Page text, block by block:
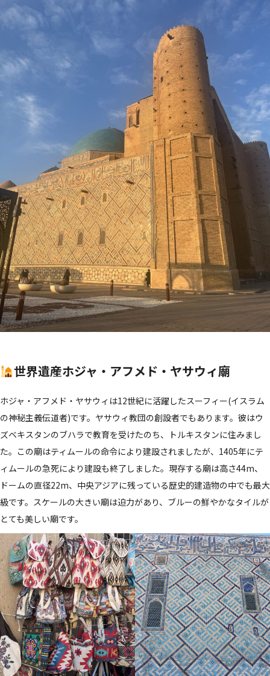
世界遺産ホジャ・アフメド・ヤサウィ廟
ホジャ・アフメド・ヤサウィは12世紀に活躍したスーフィー(イスラム
の神秘主義伝道者)です。ヤサウィ教団の創設者でもあります。彼はウ
ズベキスタンのブハラで教育を受けたのち、トルキスタンに住みまし
た。この廟はティムールの命令により建設されましたが、1405年にテ
ィムールの急死により建設も終了しました。現存する廟は高さ44m、
ドームの直径22m、中央アジアに残っている歴史的建造物の中でも最大
級です。スケールの大きい廟は迫力があり、ブルーの鮮やかなタイルが
とても美しい廟です。